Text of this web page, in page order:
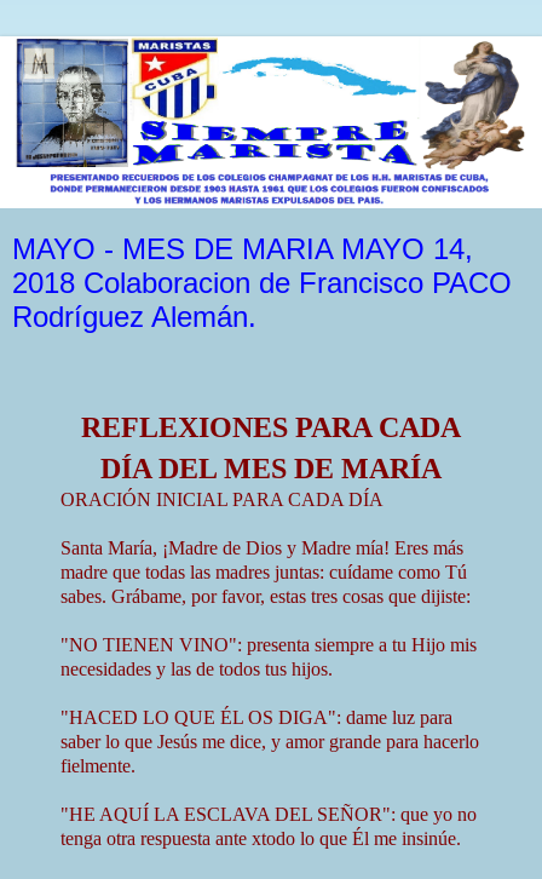
MAYO - MES DE MARIA MAYO 14,
2018 Colaboracion de Francisco PACO
Rodríguez Alemán.
REFLEXIONES PARA CADA
DÍA DEL MES DE MARÍA
ORACIÓN INICIAL PARA CADA DÍA
Santa María, ¡Madre de Dios y Madre mía! Eres más
madre que todas las madres juntas: cuídame como Tú
sabes. Grábame, por favor, estas tres cosas que dijiste:
"NO TIENEN VINO": presenta siempre a tu Hijo mis
necesidades y las de todos tus hijos.
"HACED LO QUE ÉL OS DIGA": dame luz para
saber lo que Jesús me dice, y amor grande para hacerlo
fielmente.
"HE AQUÍ LA ESCLAVA DEL SEÑOR": que yo no
tenga otra respuesta ante xtodo lo que Él me insinúe.